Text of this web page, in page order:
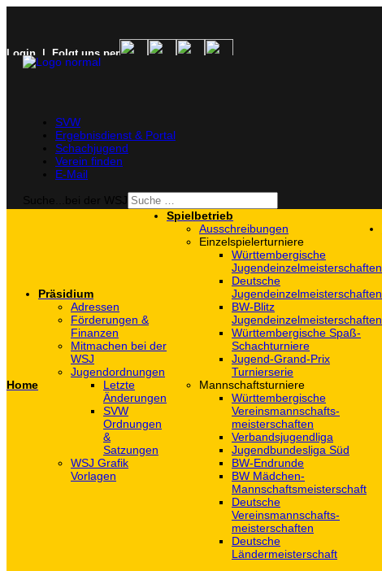
Login | Folgt uns per
SVW
Ergebnisdienst & Portal
Schachjugend
Verein finden
E-Mail
Home
Präsidium
Adressen
Förderungen &
Finanzen
Mitmachen bei der
WSJ
Jugendordnungen
Letzte
Änderungen
SVW
Ordnungen
&
Satzungen
WSJ Grafik
Vorlagen
Spielbetrieb
Ausschreibungen
Einzelspielerturniere
Württembergische
Jugendeinzelmeisterschaften
Deutsche
Jugendeinzelmeisterschaften
BW-Blitz
Jugendeinzelmeisterschaften
Württembergische Spaß-
Schachturniere
Jugend-Grand-Prix
Turnierserie
Mannschaftsturniere
Württembergische
Vereinsmannschafts-
meisterschaften
Verbandsjugendliga
Jugendbundesliga Süd
BW-Endrunde
BW Mädchen-
Mannschaftsmeisterschaft
Deutsche
Vereinsmannschafts-
meisterschaften
Deutsche
Ländermeisterschaft